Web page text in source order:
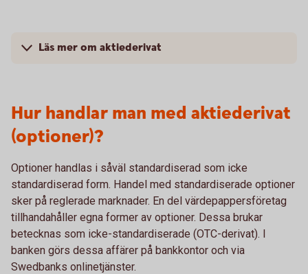
Läs mer om aktiederivat
Hur handlar man med aktiederivat
(optioner)?
Optioner handlas i såväl standardiserad som icke
standardiserad form. Handel med standardiserade optioner
sker på reglerade marknader. En del värdepappersföretag
tillhandahåller egna former av optioner. Dessa brukar
betecknas som icke-standardiserade (OTC-derivat). I
banken görs dessa affärer på bankkontor och via
Swedbanks onlinetjänster.